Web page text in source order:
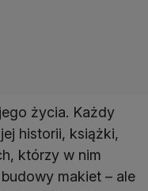
życia. Każdy
historii, książki,
którzy w nim
makiet – ale